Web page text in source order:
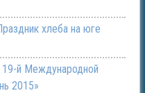
хлеба на юге
19-й Международной
2015»